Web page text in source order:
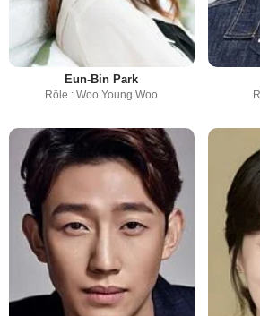
Eun-Bin Park
Rôle : Woo Young Woo